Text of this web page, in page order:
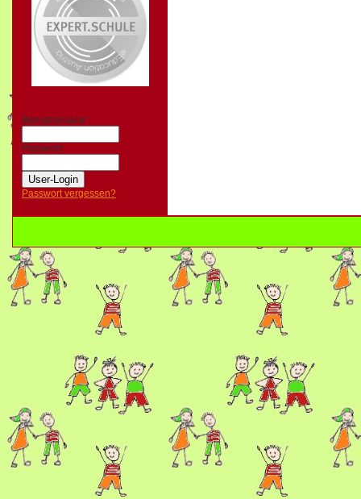
Benutzername:
Passwort:
Passwort vergessen?